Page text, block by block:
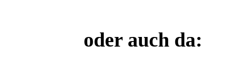
oder auch da: